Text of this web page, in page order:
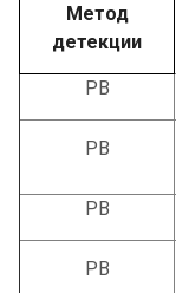
Метод
детекции
РВ
РВ
РВ
РВ